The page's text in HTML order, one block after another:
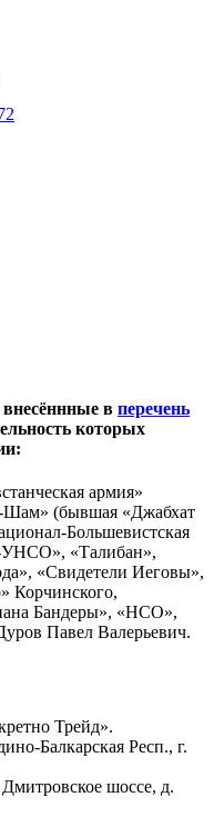
в перечень
которых
армия»
(бывшая «Джабхат
Большевистская
«Талибан»,
«Свидетели Иеговы»,
Корчинского,
Бандеры», «НСО»,
Павел Валерьевич.
Трейд».
Балкарская Респ., г.
шоссе, д.